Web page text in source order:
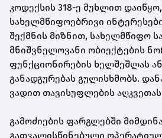
კოდექსის 318-ე მუხლით
სახელმწიფოებრივი
შექმნის მიზნით, სახელმწიფო
მნიშვნელოვანი ობიექტების
ფუნქციონირების ხელშეშლას
განადგურებას გულისხმობს.
ვადით თავისუფლების
გამოძიების ფარგლებში
გათვალისწინებული